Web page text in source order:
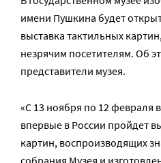
имени Пушкина будет
выставка тактильных
незрячим посетителям. Об
представители музея.
«С 13 ноября по 12
впервые в России пройдет
картин, воспроизводящих
собрания Музея и